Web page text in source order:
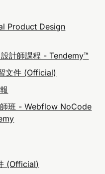
Product Design
計師課程 - Tendemy™
文件 (Official)
班 - Webflow NoCode
(Official)